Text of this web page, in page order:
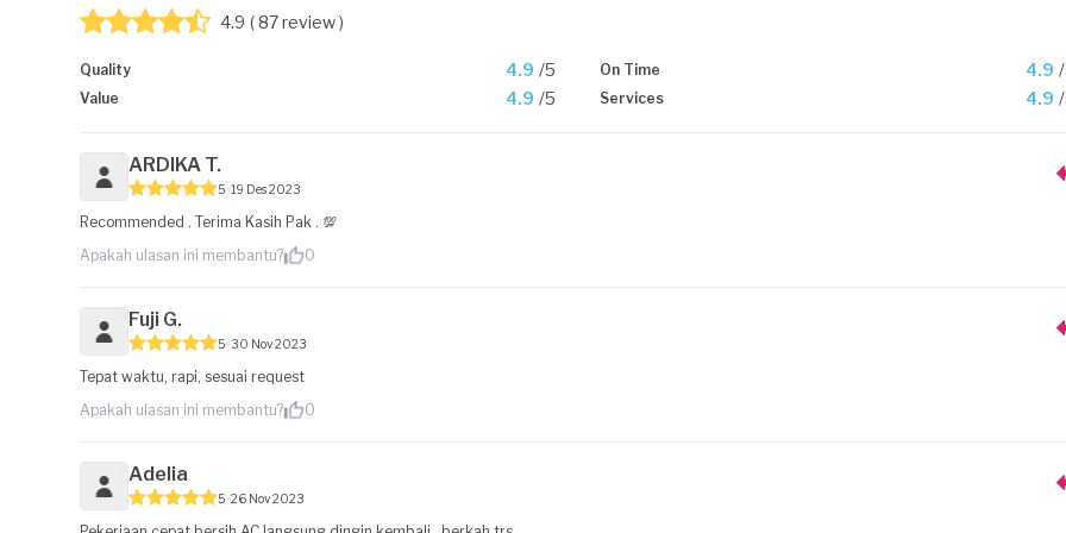
4.9 ( 87 review )
Quality 4.9 /5 On Time 4.9
Value 4.9 /5 Services 4.9
ARDIKA T.
5 19 Des 2023
Recommended . Terima Kasih Pak . 💯
Apakah ulasan ini membantu?
0
Fuji G.
5 30 Nov 2023
Tepat waktu, rapi, sesuai request
Apakah ulasan ini membantu?
0
Adelia
5 26 Nov 2023